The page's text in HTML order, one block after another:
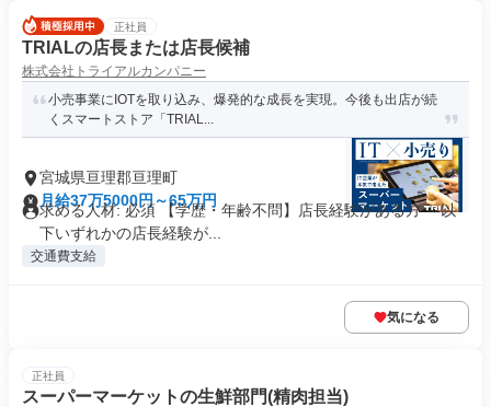
正社員
TRIALの店長または店長候補
株式会社トライアルカンパニー
小売事業にIOTを取り込み、爆発的な成長を実現。今後も出店が続
くスマートストア「TRIAL...
宮城県亘理郡亘理町
月給37万5000円～65万円
求める人材: 必須 【学歴・年齢不問】店長経験がある方 ～以
下いずれかの店長経験が...
交通費支給
気になる
正社員
スーパーマーケットの生鮮部門(精肉担当)